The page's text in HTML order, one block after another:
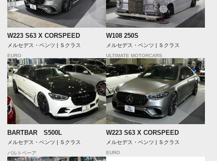
W223 S63 X CORSPEED
メルセデス・ベンツ | Ｓクラス
EURO
W108 250S
メルセデス・ベンツ | Ｓクラス
ULTIMATE MOTORCARS
BARTBAR S500L
メルセデス・ベンツ | Ｓクラス
バルトベーア
W223 S63 X CORSPEED
メルセデス・ベンツ | Ｓクラス
EURO